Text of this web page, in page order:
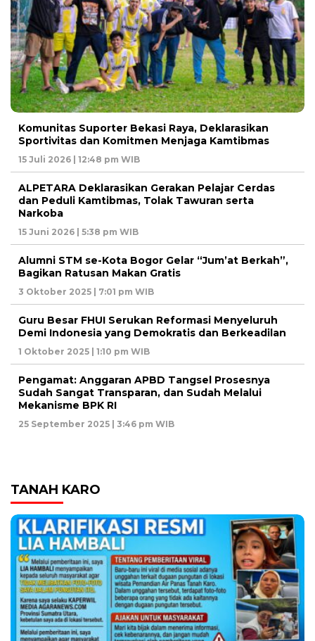
Komunitas Suporter Bekasi Raya, Deklarasikan
Sportivitas dan Komitmen Menjaga Kamtibmas
15 Juli 2026 | 12:48 pm WIB
ALPETARA Deklarasikan Gerakan Pelajar Cerdas
dan Peduli Kamtibmas, Tolak Tawuran serta
Narkoba
15 Juni 2026 | 5:38 pm WIB
Alumni STM se-Kota Bogor Gelar “Jum’at Berkah”,
Bagikan Ratusan Makan Gratis
3 Oktober 2025 | 7:01 pm WIB
Guru Besar FHUI Serukan Reformasi Menyeluruh
Demi Indonesia yang Demokratis dan Berkeadilan
1 Oktober 2025 | 1:10 pm WIB
Pengamat: Anggaran APBD Tangsel Prosesnya
Sudah Sangat Transparan, dan Sudah Melalui
Mekanisme BPK RI
25 September 2025 | 3:46 pm WIB
TANAH KARO